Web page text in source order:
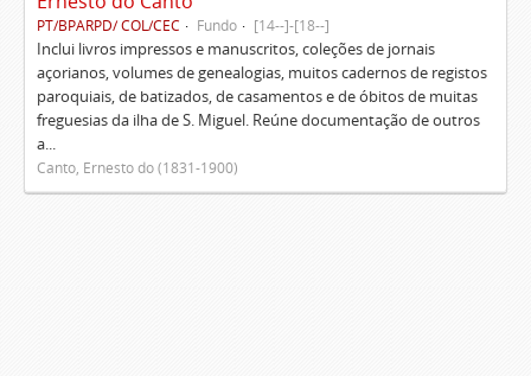
PT/BPARPD/ COL/CEC Fundo [14--]-[18--]
Inclui livros impressos e manuscritos, coleções de jornais
açorianos, volumes de genealogias, muitos cadernos de registos
paroquiais, de batizados, de casamentos e de óbitos de muitas
freguesias da ilha de S. Miguel. Reúne documentação de outros
a...
Canto, Ernesto do (1831-1900)